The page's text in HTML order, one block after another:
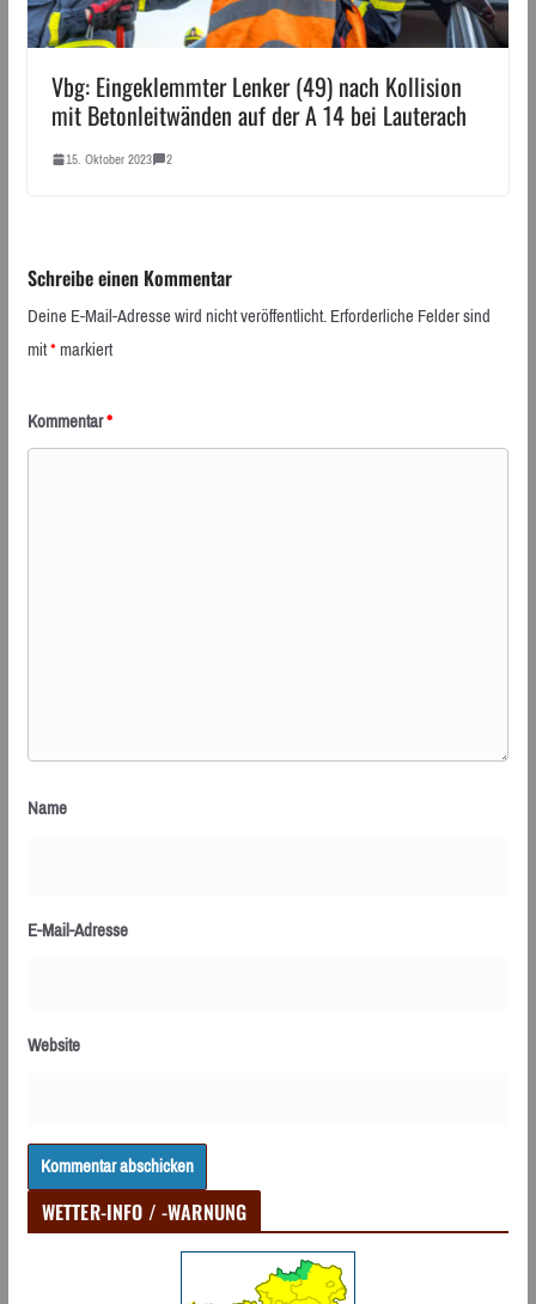
Vbg: Eingeklemmter Lenker (49) nach Kollision
mit Betonleitwänden auf der A 14 bei Lauterach
15. Oktober 2023 2
Schreibe einen Kommentar
Deine E-Mail-Adresse wird nicht veröffentlicht.Erforderliche Felder sind
mit*markiert
Kommentar*
Name
E-Mail-Adresse
Website
WETTER-INFO / -WARNUNG